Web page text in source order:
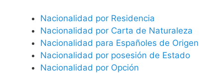
Nacionalidad por Residencia
Nacionalidad por Carta de Naturaleza
Nacionalidad para Españoles de Origen
Nacionalidad por posesión de Estado
Nacionalidad por Opción